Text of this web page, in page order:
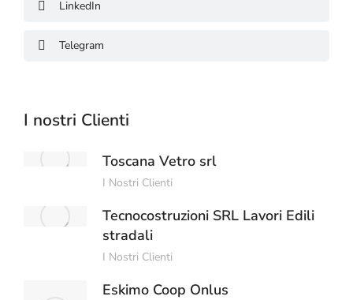
LinkedIn
Telegram
I nostri Clienti
Toscana Vetro srl
I Nostri Clienti
Tecnocostruzioni SRL Lavori Edili
stradali
I Nostri Clienti
Eskimo Coop Onlus